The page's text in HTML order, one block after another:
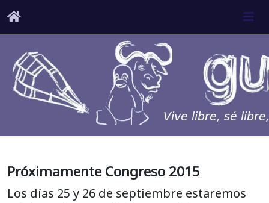
Próximamente Congreso 2015
Los días 25 y 26 de septiembre estaremos